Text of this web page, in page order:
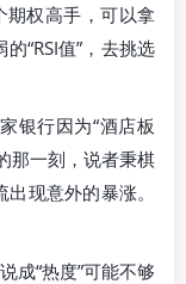
期权高手，可以拿
“RSI值”，去挑选
银行因为“酒店板
那一刻，说者秉棋
现意外的暴涨。
成“热度”可能不够